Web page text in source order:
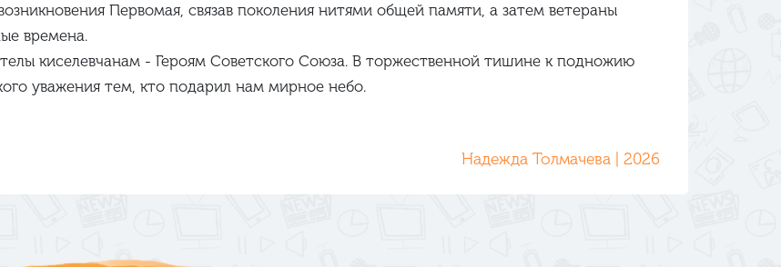
Первомая, связав поколения нитями общей памяти, а затем ветераны
времена.
киселевчанам - Героям Советского Союза. В торжественной тишине к подножию
уважения тем, кто подарил нам мирное небо.
Надежда Толмачева | 2026